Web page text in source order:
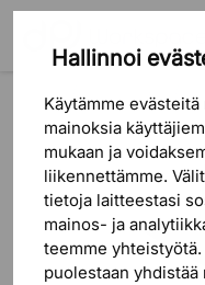
Hallinnoi
Käytämme
mainoksia
mukaan ja
liikennettämme.
tietoja laitteestasi
mainos- ja
teemme
puolestaan